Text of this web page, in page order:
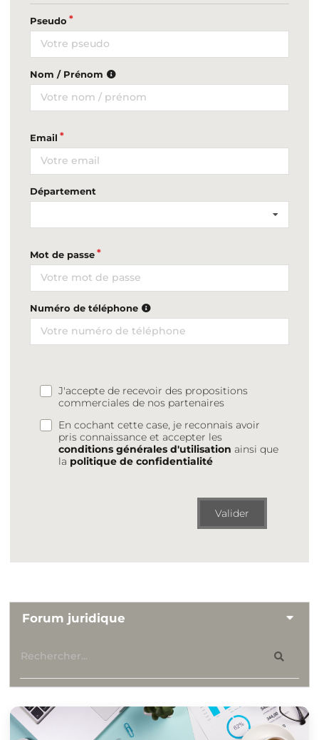
Pseudo
Nom / Prénom
Email
Département
Mot de passe
Numéro de téléphone
J'accepte de recevoir des propositions
commerciales de nos partenaires
En cochant cette case, je reconnais avoir
pris connaissance et accepter les
conditions générales d'utilisation ainsi que
la politique de confidentialité
Valider
Forum juridique